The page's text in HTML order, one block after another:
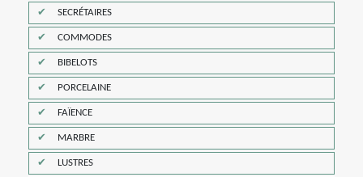
SECRÉTAIRES
COMMODES
BIBELOTS
PORCELAINE
FAÏENCE
MARBRE
LUSTRES